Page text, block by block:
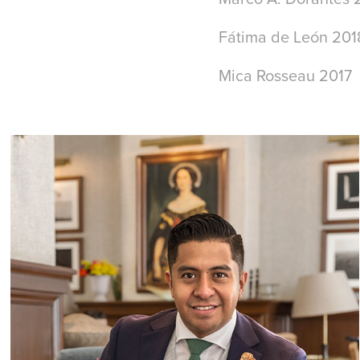
Fátima de León
Mica Rosseau 2017